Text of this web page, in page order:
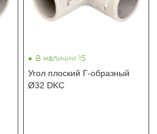
• В наличии 15
Угол плоский Г-образный
Ø32 DKC